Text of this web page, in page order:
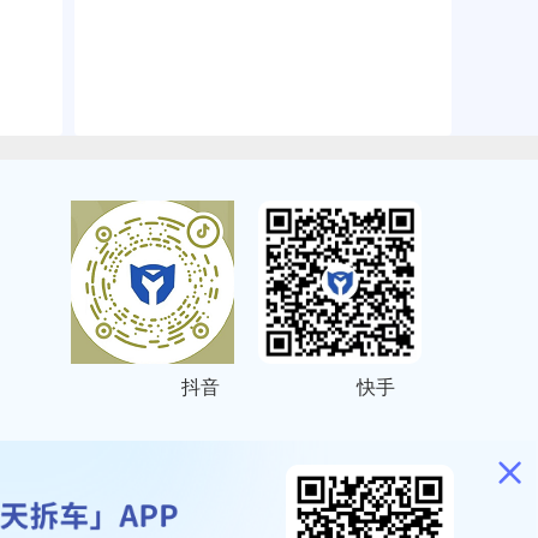
抖音 快手
号